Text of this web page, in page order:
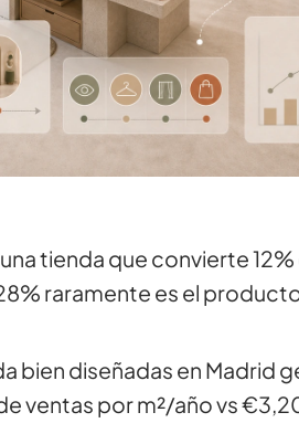
tienda que convierte 12%
raramente es el
bien diseñadas en Madrid
ventas por m²/año vs